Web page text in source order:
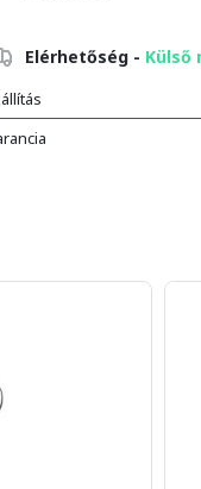
Elérhetőség - Külső